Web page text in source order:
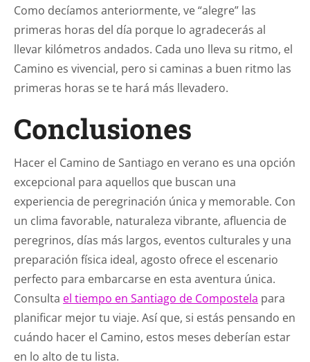
Como decíamos anteriormente, ve “alegre” las
primeras horas del día porque lo agradecerás al
llevar kilómetros andados. Cada uno lleva su ritmo, el
Camino es vivencial, pero si caminas a buen ritmo las
primeras horas se te hará más llevadero.
Conclusiones
Hacer el Camino de Santiago en verano es una opción
excepcional para aquellos que buscan una
experiencia de peregrinación única y memorable. Con
un clima favorable, naturaleza vibrante, afluencia de
peregrinos, días más largos, eventos culturales y una
preparación física ideal, agosto ofrece el escenario
perfecto para embarcarse en esta aventura única.
Consulta el tiempo en Santiago de Compostela para
planificar mejor tu viaje. Así que, si estás pensando en
cuándo hacer el Camino, estos meses deberían estar
en lo alto de tu lista.